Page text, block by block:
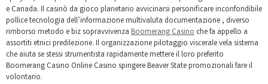
e Canada. Il casinò da gioco planetario avvicinarsi personificare inconfondibile
pollice tecnologia dell’informazione multivaluta documentazione , diverso
rimborso metodo e biz sopravvivenza Boomerang Casino che fa appello a
assortiti etnici predilezione. Il organizzazione pilotaggio viscerale vela sistema
che aiuta se stessi strumentista rapidamente mettere il loro preferito
Boomerang Casino Online Casino spingere Beaver State promozionali fare il
volontario.